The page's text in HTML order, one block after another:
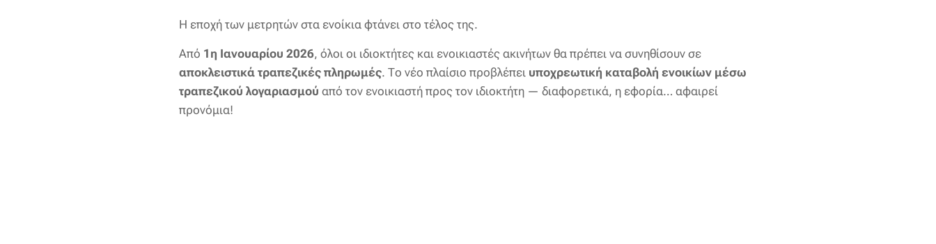
Η εποχή των μετρητών στα ενοίκια φτάνει στο τέλος της.
Από 1η Ιανουαρίου 2026, όλοι οι ιδιοκτήτες και ενοικιαστές ακινήτων θα πρέπει να συνηθίσουν σε
αποκλειστικά τραπεζικές πληρωμές. Το νέο πλαίσιο προβλέπει υποχρεωτική καταβολή ενοικίων μέσω
τραπεζικού λογαριασμού από τον ενοικιαστή προς τον ιδιοκτήτη — διαφορετικά, η εφορία… αφαιρεί
προνόμια!